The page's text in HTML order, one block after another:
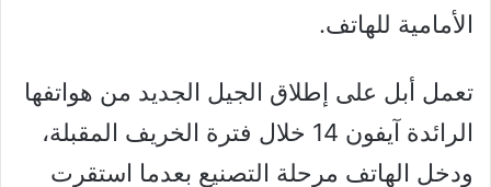
الأمامية للهاتف.
تعمل أبل على إطلاق الجيل الجديد من هواتفها
الرائدة آيفون 14 خلال فترة الخريف المقبلة،
ودخل الهاتف مرحلة التصنيع بعدما استقرت